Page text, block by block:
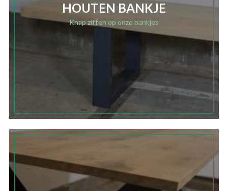
HOUTEN BANKJE
Knap zitten op onze bankjes